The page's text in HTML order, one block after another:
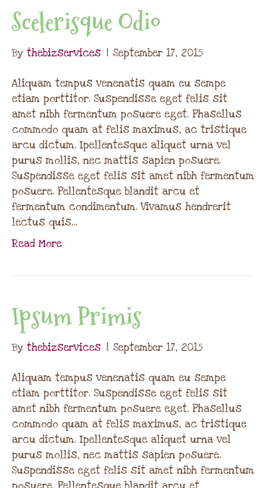
Scelerisque Odio
By thebizservices | September 17, 2015
Aliquam tempus venenatis quam eu sempe
etiam porttitor. Suspendisse eget felis sit
amet nibh fermentum posuere eget. Phasellus
commodo quam at felis maximus, ac tristique
arcu dictum. Ipellentesque aliquet urna vel
purus mollis, nec mattis sapien posuere.
Suspendisse eget felis sit amet nibh fermentum
posuere. Pellentesque blandit arcu et
fermentum condimentum. Vivamus hendrerit
lectus quis…
Read More
Ipsum Primis
By thebizservices | September 17, 2015
Aliquam tempus venenatis quam eu sempe
etiam porttitor. Suspendisse eget felis sit
amet nibh fermentum posuere eget. Phasellus
commodo quam at felis maximus, ac tristique
arcu dictum. Ipellentesque aliquet urna vel
purus mollis, nec mattis sapien posuere.
Suspendisse eget felis sit amet nibh fermentum